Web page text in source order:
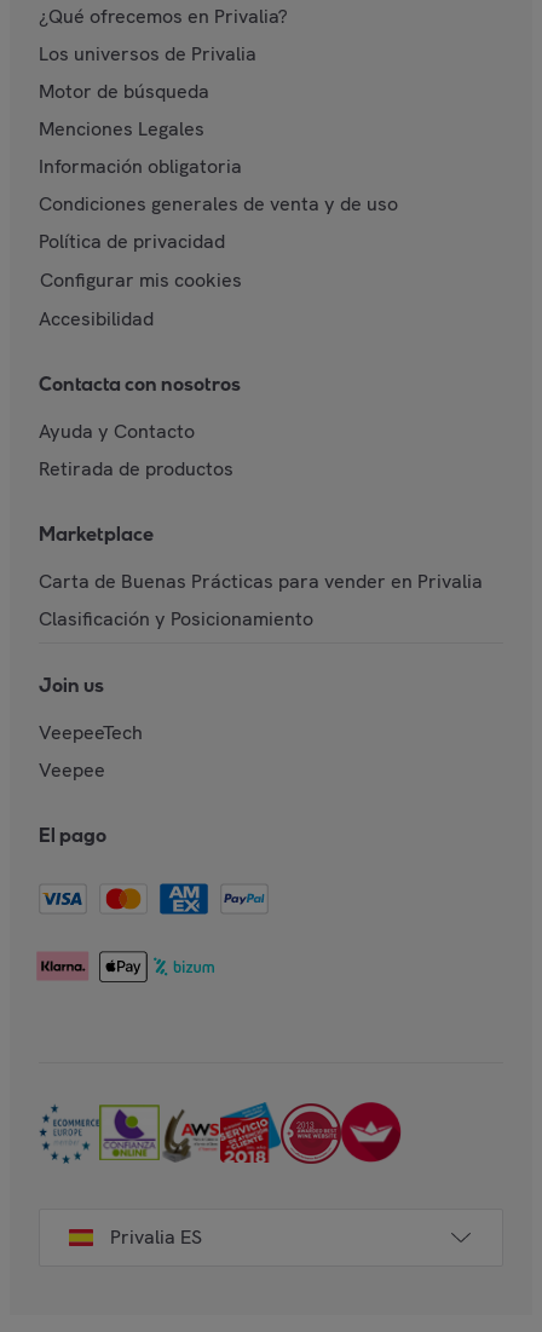
¿Qué ofrecemos en Privalia?
Los universos de Privalia
Motor de búsqueda
Menciones Legales
Información obligatoria
Condiciones generales de venta y de uso
Política de privacidad
Configurar mis cookies
Accesibilidad
Contacta con nosotros
Ayuda y Contacto
Retirada de productos
Marketplace
Carta de Buenas Prácticas para vender en Privalia
Clasificación y Posicionamiento
Join us
VeepeeTech
Veepee
El pago
Privalia ES